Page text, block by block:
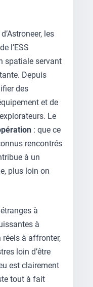
les
l’ESS
spatiale servant
Depuis
des
et de
Le
: que ce
rencontrés
à un
plus loin on
à
à
réels à affronter,
loin d’être
est clairement
tout à fait